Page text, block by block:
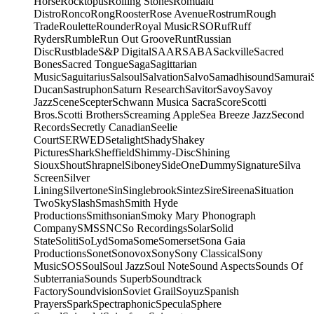
DistroRoncoRongRoosterRose AvenueRostrumRough
TradeRouletteRounderRoyal MusicRSORufRuff
RydersRumbleRun Out GrooveRuntRussian
DiscRustbladeS&P DigitalSAARSABASackvilleSacred
BonesSacred TongueSagaSagittarian
MusicSaguitariusSalsoulSalvationSalvoSamadhisoundSamurai
DucanSastruphonSaturn ResearchSavitorSavoySavoy
JazzSceneScepterSchwann Musica SacraScoreScotti
Bros.Scotti BrothersScreaming AppleSea Breeze JazzSecond
RecordsSecretly CanadianSeelie
CourtSERWEDSetalightShadyShakey
PicturesSharkSheffieldShimmy-DiscShining
SiouxShoutShrapnelSiboneySideOneDummySignatureSilva
ScreenSilver
LiningSilvertoneSinSinglebrookSintezSireSireenaSituation
TwoSkySlashSmashSmith Hyde
ProductionsSmithsonianSmoky Mary Phonograph
CompanySMSSNCSo RecordingsSolarSolid
StateSolitiSoLydSomaSomeSomersetSona Gaia
ProductionsSonetSonovoxSonySony ClassicalSony
MusicSOSSoulSoul JazzSoul NoteSound AspectsSounds Of
SubterraniaSounds SuperbSoundtrack
FactorySoundvisionSoviet GrailSoyuzSpanish
PrayersSparkSpectraphonicSpeculaSphere